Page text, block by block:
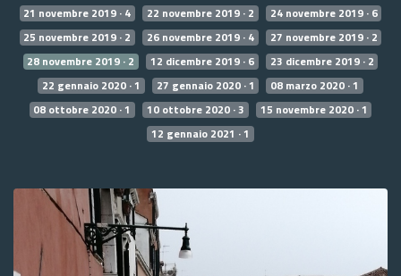
21 novembre 2019 · 4
22 novembre 2019 · 2
24 novembre 2019 · 6
25 novembre 2019 · 2
26 novembre 2019 · 4
27 novembre 2019 · 2
28 novembre 2019 · 2
12 dicembre 2019 · 6
23 dicembre 2019 · 2
22 gennaio 2020 · 1
27 gennaio 2020 · 1
08 marzo 2020 · 1
08 ottobre 2020 · 1
10 ottobre 2020 · 3
15 novembre 2020 · 1
12 gennaio 2021 · 1